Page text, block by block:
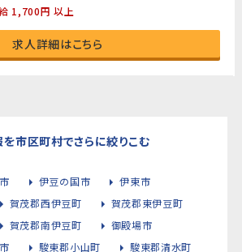
1,700円 以上
求人詳細はこちら
市区町村でさらに絞りこむ
伊豆の国市
伊東市
賀茂郡西伊豆町
賀茂郡東伊豆町
賀茂郡南伊豆町
御殿場市
駿東郡小山町 駿東郡清水町